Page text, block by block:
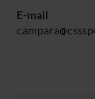
E-mail
campara